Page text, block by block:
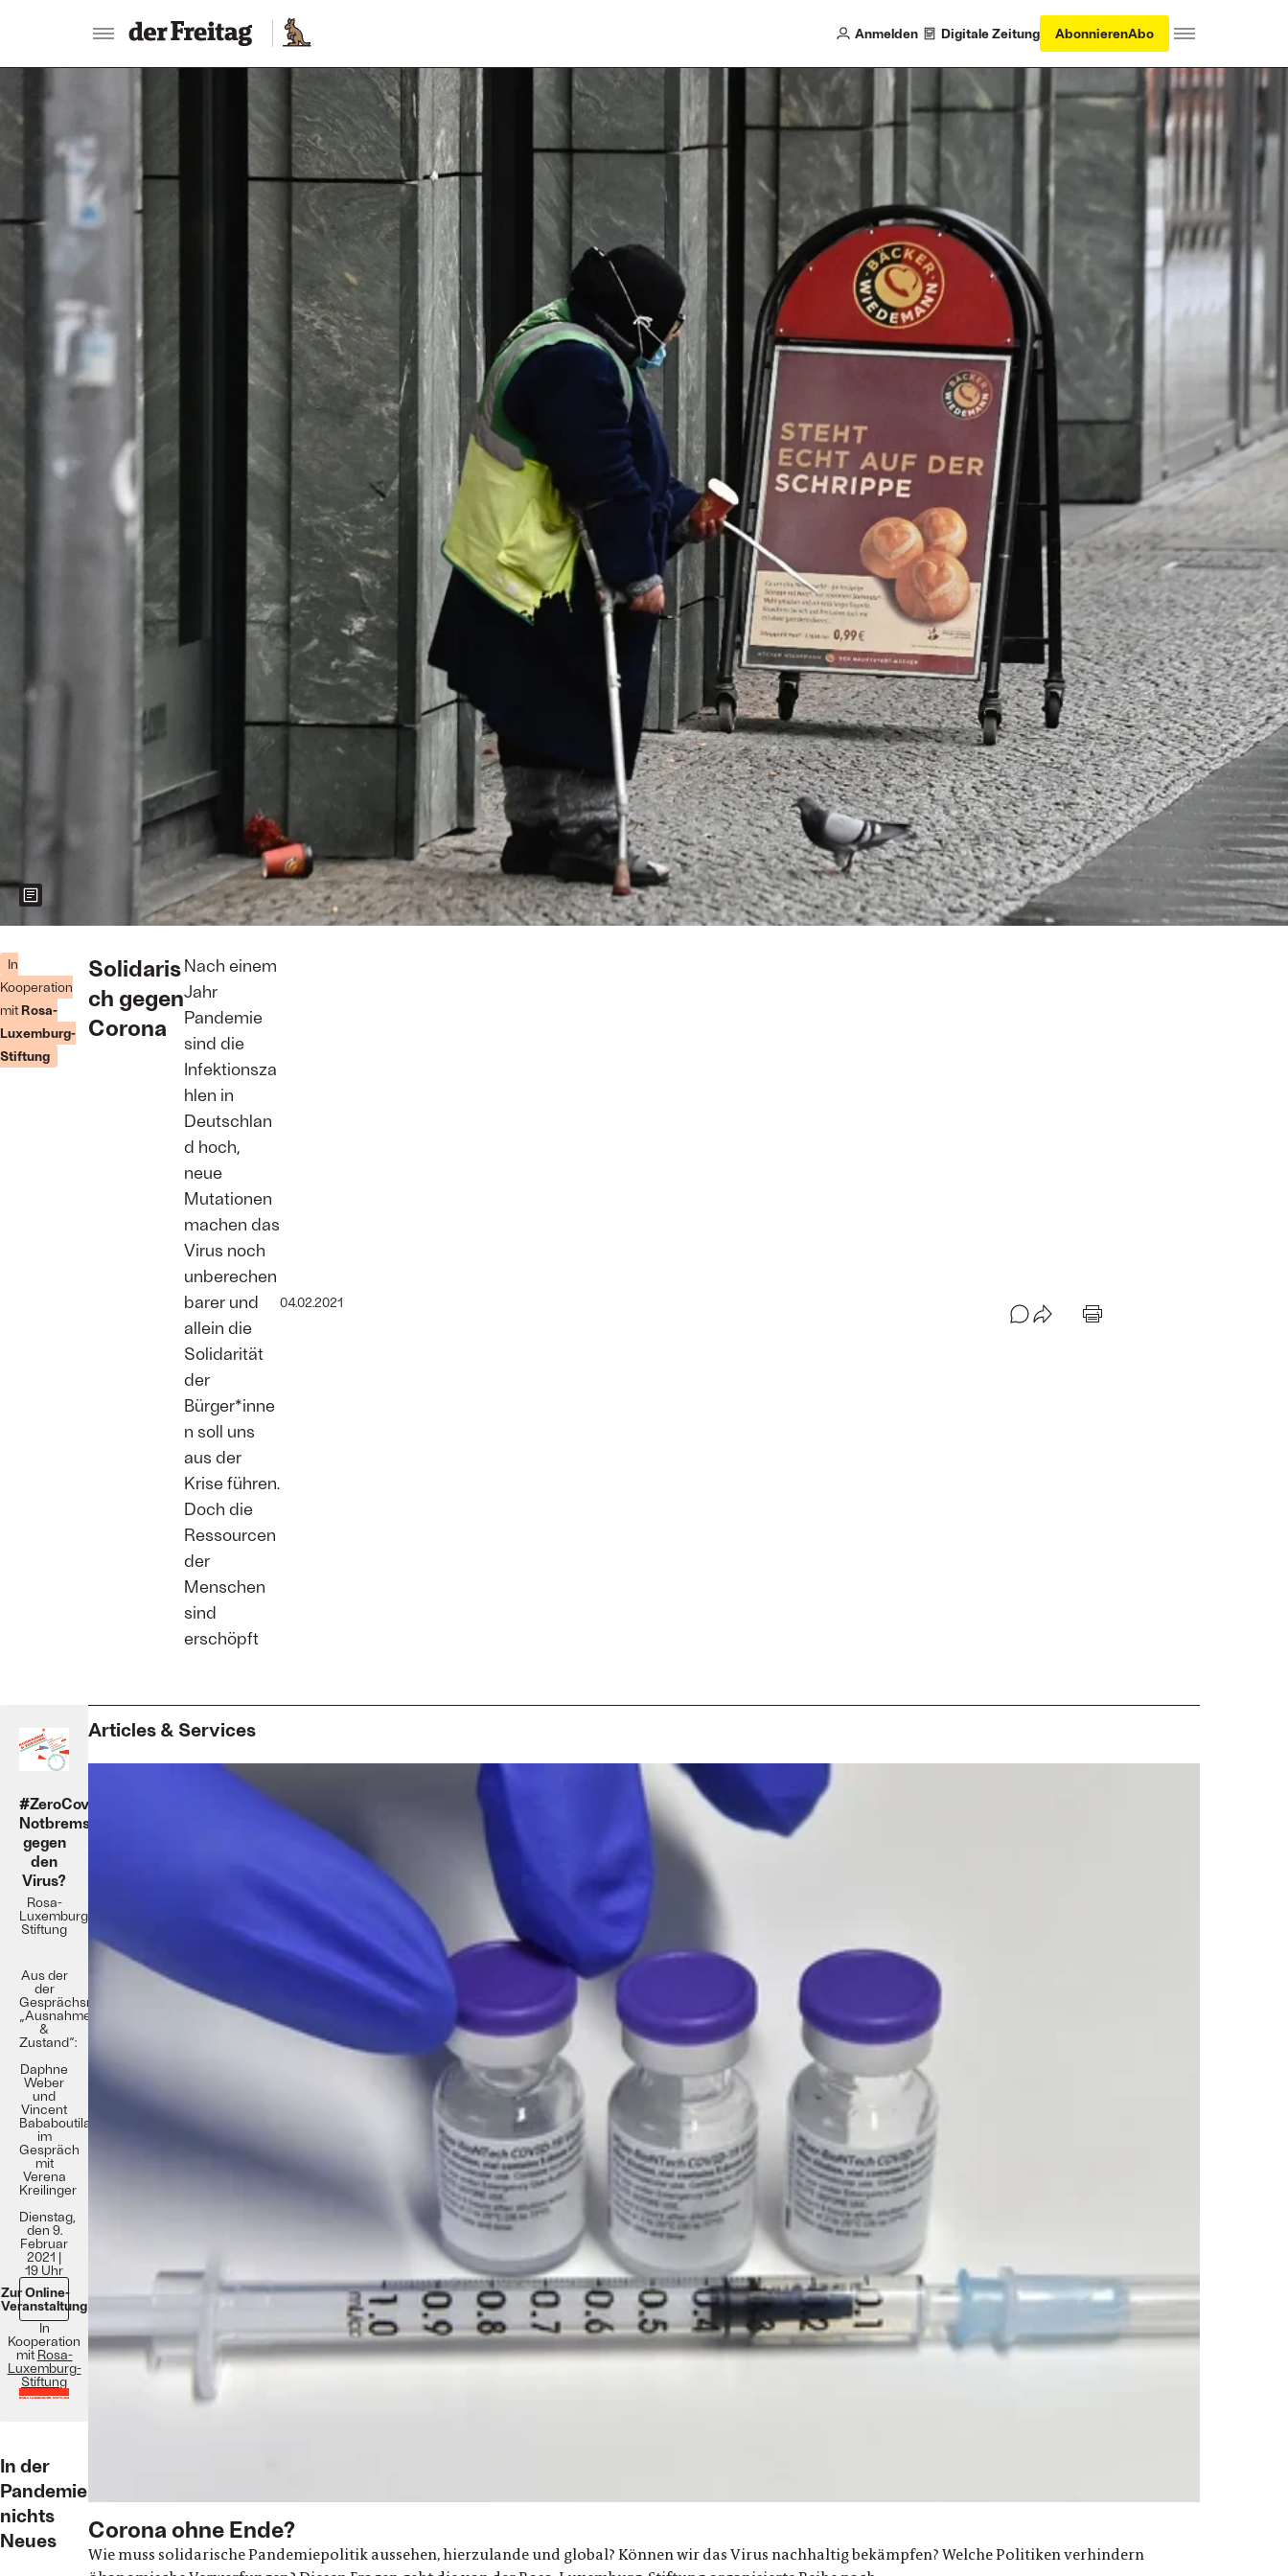
Anmelden Digitale Zeitung AbonnierenAbo
In
Kooperation
mit Rosa-
Luxemburg-
Stiftung
Solidaris
ch gegen
Corona
Nach einem
Jahr
Pandemie
sind die
Infektionsza
hlen in
Deutschlan
d hoch,
neue
Mutationen
machen das
Virus noch
unberechen
barer und
allein die
Solidarität
der
Bürger*inne
n soll uns
aus der
Krise führen.
Doch die
Ressourcen
der
Menschen
sind
erschöpft
04.02.2021
Zeigt weitere Informationen zum Bild
SCHWARZ/AFP
via Getty
Images
#ZeroCovid:
Notbremse
gegen
den
Virus?
Rosa-
Luxemburg-
Stiftung
Aus der
der
Gesprächsreihe
„Ausnahme
&
Zustand“:
Daphne
Weber
und
Vincent
Bababoutilabo
im
Gespräch
mit
Verena
Kreilinger
Dienstag,
den 9.
Februar
2021 |
19 Uhr
Zur Online-
Veranstaltung
In
Kooperation
mit Rosa-
Luxemburg-
Stiftung
In der
Pandemie
nichts
Neues
Articles & Services
Corona ohne Ende?
Wie muss solidarische Pandemiepolitik aussehen, hierzulande und global? Können wir das Virus nachhaltig bekämpfen? Welche Politiken verhindern